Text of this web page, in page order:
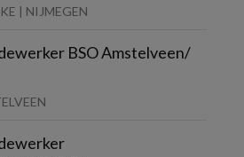
| NIJMEGEN
BSO Amstelveen/